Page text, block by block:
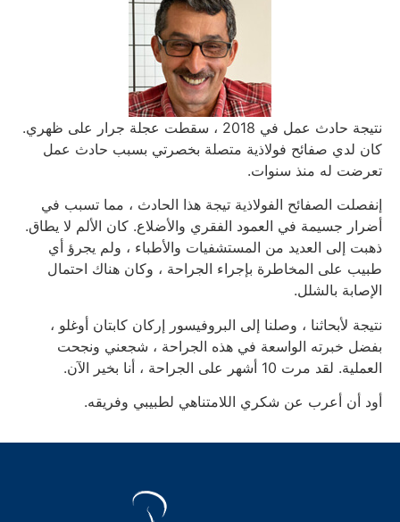
نتيجة حادث عمل في 2018 ، سقطت عجلة جرار على ظهري.
كان لدي صفائح فولاذية متصلة بخصرتي بسبب حادث عمل
تعرضت له منذ سنوات.
إنفصلت الصفائح الفولاذية تيجة هذا الحادث ، مما تسبب في
أضرار جسيمة في العمود الفقري والأضلاع. كان الألم لا يطاق.
ذهبت إلى العديد من المستشفيات والأطباء ، ولم يجرؤ أي
طبيب على المخاطرة بإجراء الجراحة ، وكان هناك احتمال
الإصابة بالشلل.
نتيجة لأبحاثنا ، وصلنا إلى البروفيسور إركان كابتان أوغلو ،
بفضل خبرته الواسعة في هذه الجراحة ، شجعني ونجحت
العملية. لقد مرت 10 أشهر على الجراحة ، أنا بخير الآن.
أود أن أعرب عن شكري اللامتناهي لطبيبي وفريقه.